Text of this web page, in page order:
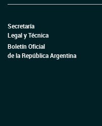
Secretaría
Legal y Técnica
Boletín Oficial
de la República Argentina